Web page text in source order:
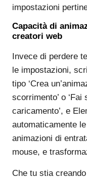
impostazioni
Capacità di
creatori web
Invece di perdere
le impostazioni,
tipo ‘Crea
scorrimento’ o
caricamento’, e
automaticamente
animazioni di
mouse, e
Che tu stia